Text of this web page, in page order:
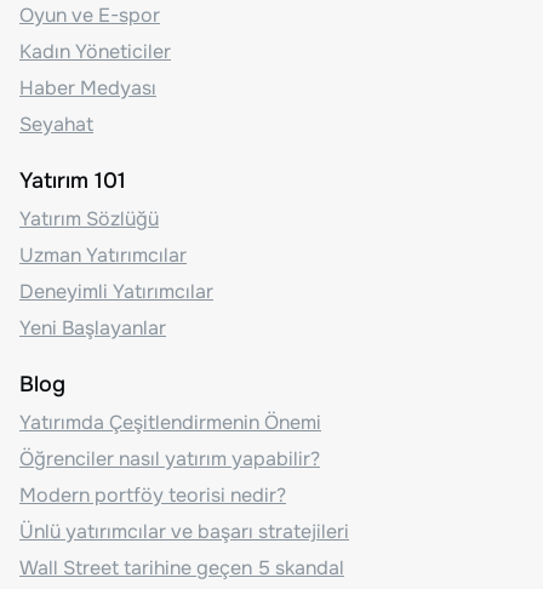
Oyun ve E-spor
Kadın Yöneticiler
Haber Medyası
Seyahat
Yatırım 101
Yatırım Sözlüğü
Uzman Yatırımcılar
Deneyimli Yatırımcılar
Yeni Başlayanlar
Blog
Yatırımda Çeşitlendirmenin Önemi
Öğrenciler nasıl yatırım yapabilir?
Modern portföy teorisi nedir?
Ünlü yatırımcılar ve başarı stratejileri
Wall Street tarihine geçen 5 skandal